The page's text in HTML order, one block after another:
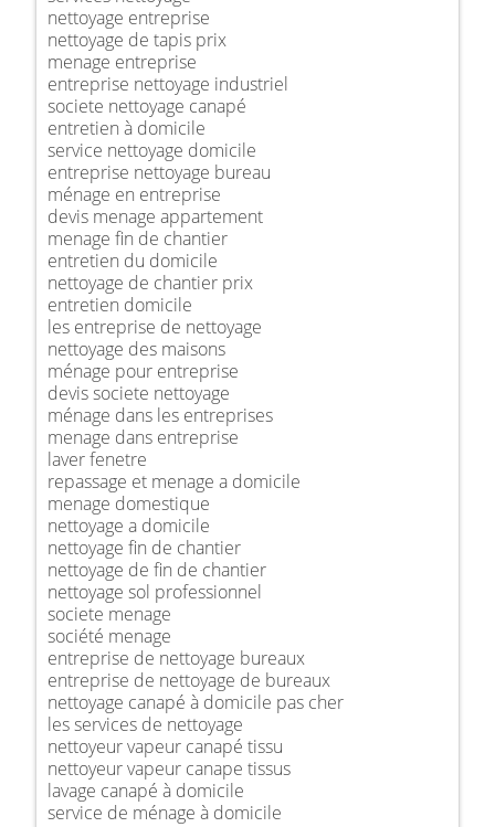
nettoyage entreprise
nettoyage de tapis prix
menage entreprise
entreprise nettoyage industriel
societe nettoyage canapé
entretien à domicile
service nettoyage domicile
entreprise nettoyage bureau
ménage en entreprise
devis menage appartement
menage fin de chantier
entretien du domicile
nettoyage de chantier prix
entretien domicile
les entreprise de nettoyage
nettoyage des maisons
ménage pour entreprise
devis societe nettoyage
ménage dans les entreprises
menage dans entreprise
laver fenetre
repassage et menage a domicile
menage domestique
nettoyage a domicile
nettoyage fin de chantier
nettoyage de fin de chantier
nettoyage sol professionnel
societe menage
société menage
entreprise de nettoyage bureaux
entreprise de nettoyage de bureaux
nettoyage canapé à domicile pas cher
les services de nettoyage
nettoyeur vapeur canapé tissu
nettoyeur vapeur canape tissus
lavage canapé à domicile
service de ménage à domicile